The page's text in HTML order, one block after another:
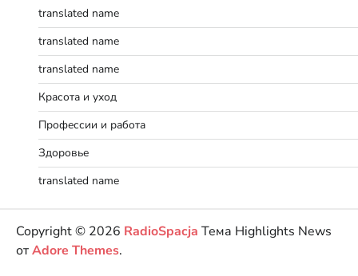
translated name
translated name
translated name
Красота и уход
Профессии и работа
Здоровье
translated name
Copyright © 2026 RadioSpacja Тема Highlights News
отAdore Themes.